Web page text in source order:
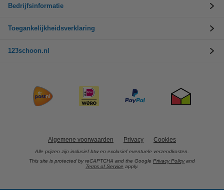
Bedrijfsinformatie
Toegankelijkheidsverklaring
123schoon.nl
Algemene voorwaarden Privacy Cookies
Alle prijzen zijn inclusief btw en exclusief eventuele verzendkosten.
This site is protected by reCAPTCHA and the Google Privacy Policy and
Terms of Service apply.